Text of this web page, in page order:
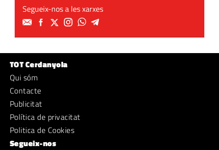
Segueix-nos a les xarxes
TOT Cerdanyola
Qui sóm
Contacte
Publicitat
Política de privacitat
Politica de Cookies
Segueix-nos